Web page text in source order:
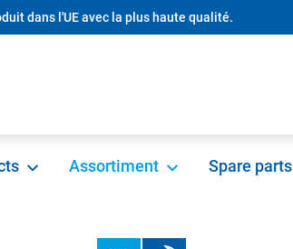
principale
dans l'UE avec la plus haute qualité.
Assortiment Spare parts